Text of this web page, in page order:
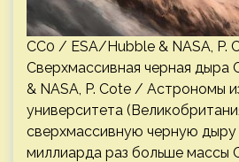
CC0 / ESA/Hubble & NASA, P.
Сверхмассивная черная
& NASA, P. Cote / Астрономы
университета
сверхмассивную черную
миллиарда раз больше массы